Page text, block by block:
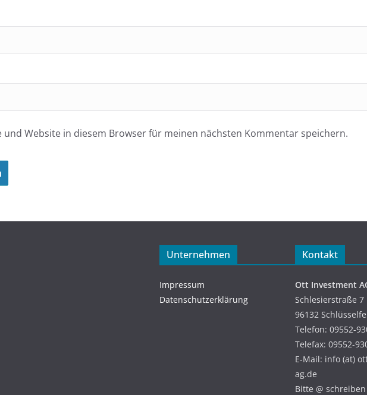
und Website in diesem Browser für meinen nächsten Kommentar speichern.
Unternehmen
Impressum
Datenschutzerklärung
Kontakt
Ott Investment
Schlesierstraße 7
96132
Telefon: 09552-
Telefax: 09552-
E-Mail: info (at)
ag.de
Bitte @